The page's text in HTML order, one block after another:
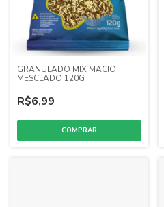
GRANULADO MIX MACIO
MESCLADO 120G
R$6,99